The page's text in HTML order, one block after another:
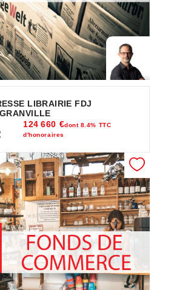
LIBRAIRIE FDJ
124 660 €dont 8.4% TTC
d'honoraires